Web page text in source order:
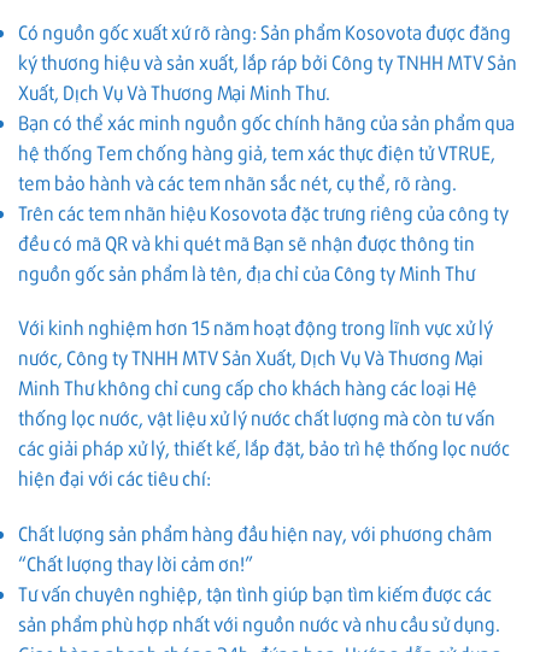
Có nguồn gốc xuất xứ rõ ràng: Sản phẩm Kosovota được đăng
ký thương hiệu và sản xuất, lắp ráp bởi Công ty TNHH MTV Sản
Xuất, Dịch Vụ Và Thương Mại Minh Thư.
Bạn có thể xác minh nguồn gốc chính hãng của sản phẩm qua
hệ thống Tem chống hàng giả, tem xác thực điện tử VTRUE,
tem bảo hành và các tem nhãn sắc nét, cụ thể, rõ ràng.
Trên các tem nhãn hiệu Kosovota đặc trưng riêng của công ty
đều có mã QR và khi quét mã Bạn sẽ nhận được thông tin
nguồn gốc sản phẩm là tên, địa chỉ của Công ty Minh Thư
Với kinh nghiệm hơn 15 năm hoạt động trong lĩnh vực xử lý
nước, Công ty TNHH MTV Sản Xuất, Dịch Vụ Và Thương Mại
Minh Thư không chỉ cung cấp cho khách hàng các loại Hệ
thống lọc nước, vật liệu xử lý nước chất lượng mà còn tư vấn
các giải pháp xử lý, thiết kế, lắp đặt, bảo trì hệ thống lọc nước
hiện đại với các tiêu chí:
Chất lượng sản phẩm hàng đầu hiện nay, với phương châm
“Chất lượng thay lời cảm ơn!”
Tư vấn chuyên nghiệp, tận tình giúp bạn tìm kiếm được các
sản phẩm phù hợp nhất với nguồn nước và nhu cầu sử dụng.